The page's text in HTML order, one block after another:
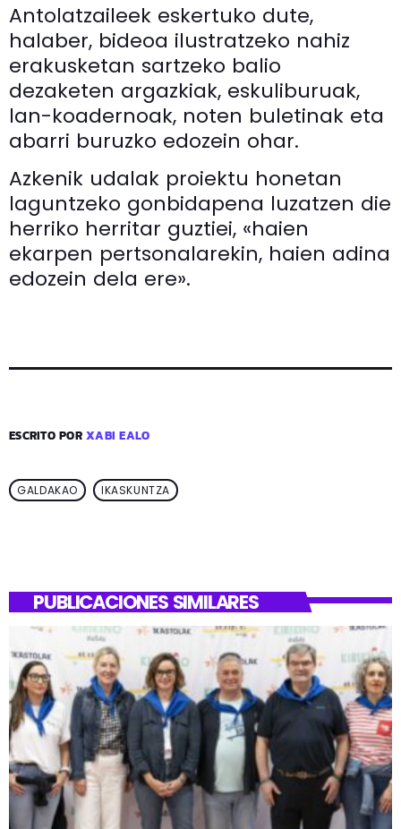
Antolatzaileek eskertuko dute,
halaber, bideoa ilustratzeko nahiz
erakusketan sartzeko balio
dezaketen argazkiak, eskuliburuak,
lan-koadernoak, noten buletinak eta
abarri buruzko edozein ohar.
Azkenik udalak proiektu honetan
laguntzeko gonbidapena luzatzen die
herriko herritar guztiei, «haien
ekarpen pertsonalarekin, haien adina
edozein dela ere».
ESCRITO PORXABI EALO
GALDAKAO IKASKUNTZA
PUBLICACIONES SIMILARES